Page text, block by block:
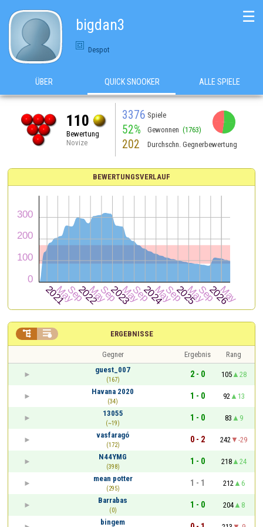
bigdan3
Despot
☰
ÜBER QUICK SNOOKER ALLE SPIELE
110
Bewertung
Novize
3376 Spiele
52% Gewonnen (1763)
202 Durchschn. Gegnerbewertung
BEWERTUNGSVERLAUF
ERGEBNISSE
 
Gegner Ergebnis
Rang
guest_007
(167)
2 - 0 105
28
Havana 2020
(34)
1 - 0 92
13
13055
(~19)
1 - 0 83
9
vasfaragó
(172)
0 - 2 242
-29
N44YMG
(398)
1 - 0 218
24
mean potter
(295)
1 - 1 212
6
Barrabas
(0)
1 - 0 204
8
bingem